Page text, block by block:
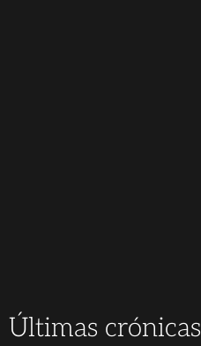
Últimas crónicas